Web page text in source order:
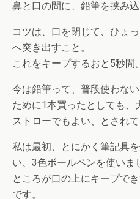
鼻と口の間に、鉛筆を挟み込
コツは、口を閉じて、ひょ
へ突き出すこと。
これをキープするおと5秒間
今は鉛筆って、普段使わな
ために1本買ったとしても、
ストローでもよい、とされて
私は最初、とにかく筆記具
い、3色ボールペンを使いま
ところが口の上にキープで
です。